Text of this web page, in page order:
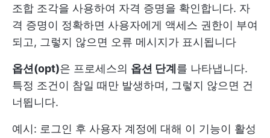
조합 조각을 사용하여 자격 증명을 확인합니다. 자
격 증명이 정확하면 사용자에게 액세스 권한이 부여
되고, 그렇지 않으면 오류 메시지가 표시됩니다
옵션(opt)은 프로세스의 옵션 단계 를 나타냅니다.
특정 조건이 참일 때만 발생하며, 그렇지 않으면 건
너뜁니다.
예시: 로그인 후 사용자 계정에 대해 이 기능이 활성